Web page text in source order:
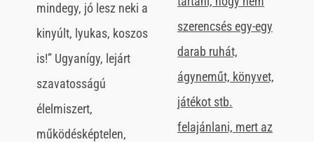
mindegy, jó lesz neki a
kinyúlt, lyukas, koszos
is!” Ugyanígy, lejárt
szavatosságú
élelmiszert,
működésképtelen,
szerencsés egy-egy
darab ruhát,
ágyneműt, könyvet,
játékot stb.
felajánlani, mert az